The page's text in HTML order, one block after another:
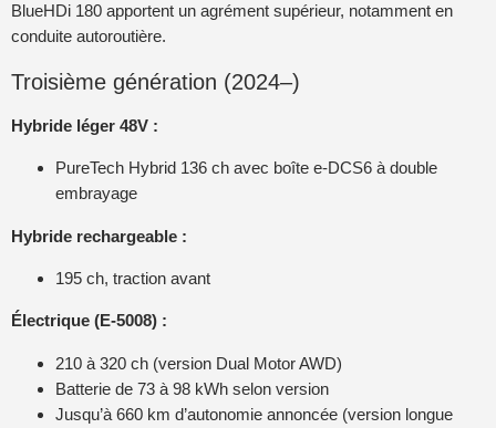
BlueHDi 180 apportent un agrément supérieur, notamment en
conduite autoroutière.
Troisième génération (2024–)
Hybride léger 48V :
PureTech Hybrid 136 ch avec boîte e-DCS6 à double
embrayage
Hybride rechargeable :
195 ch, traction avant
Électrique (E-5008) :
210 à 320 ch (version Dual Motor AWD)
Batterie de 73 à 98 kWh selon version
Jusqu’à 660 km d’autonomie annoncée (version longue